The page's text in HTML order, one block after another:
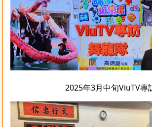
2025年3月中旬ViuTV專